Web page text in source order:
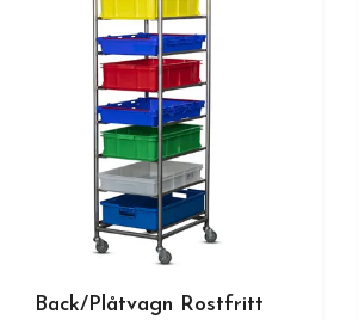
Back/Plåtvagn Rostfritt